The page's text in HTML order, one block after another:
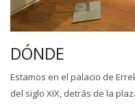
DÓNDE
Estamos en el palacio de
del siglo XIX, detrás de la